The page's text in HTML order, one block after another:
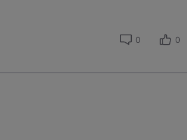
0 0